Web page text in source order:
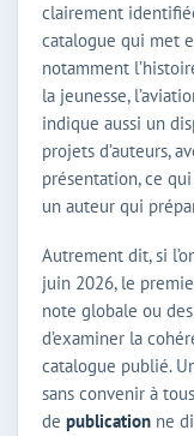
clairement
catalogue qui met
notamment
la jeunesse,
indique aussi un
projets d’auteurs,
présentation, ce
un auteur qui
Autrement dit, si
juin 2026, le
note globale ou
d’examiner la
catalogue publié.
sans convenir à
de publication ne